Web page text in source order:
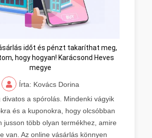
időt és pénzt takaríthat meg,
hogy hogyan! Karácsond Heves
megye
Írta: Kovács Dorina
divatos a spórolás. Mindenki vágyik
és a kuponokra, hogy olcsóbban
jusson több olyan termékhez, amire
van. Az online vásárlás könnyen